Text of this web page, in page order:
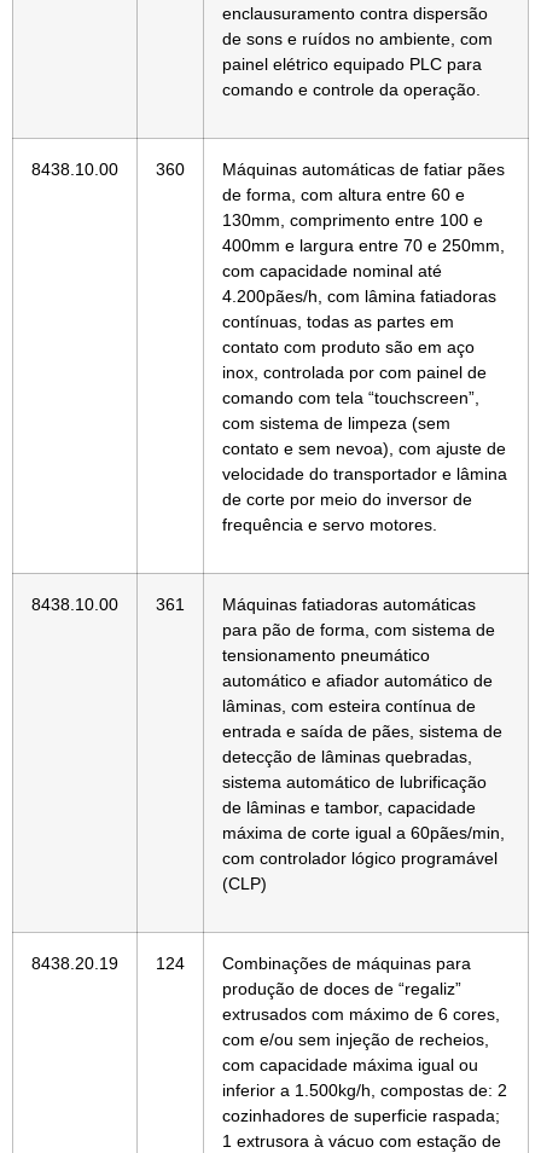
enclausuramento contra dispersão
de sons e ruídos no ambiente, com
painel elétrico equipado PLC para
comando e controle da operação.
8438.10.00 360
Máquinas automáticas de fatiar pães
de forma, com altura entre 60 e
130mm, comprimento entre 100 e
400mm e largura entre 70 e 250mm,
com capacidade nominal até
4.200pães/h, com lâmina fatiadoras
contínuas, todas as partes em
contato com produto são em aço
inox, controlada por com painel de
comando com tela “touchscreen”,
com sistema de limpeza (sem
contato e sem nevoa), com ajuste de
velocidade do transportador e lâmina
de corte por meio do inversor de
frequência e servo motores.
8438.10.00 361
Máquinas fatiadoras automáticas
para pão de forma, com sistema de
tensionamento pneumático
automático e afiador automático de
lâminas, com esteira contínua de
entrada e saída de pães, sistema de
detecção de lâminas quebradas,
sistema automático de lubrificação
de lâminas e tambor, capacidade
máxima de corte igual a 60pães/min,
com controlador lógico programável
(CLP)
8438.20.19 124
Combinações de máquinas para
produção de doces de “regaliz”
extrusados com máximo de 6 cores,
com e/ou sem injeção de recheios,
com capacidade máxima igual ou
inferior a 1.500kg/h, compostas de: 2
cozinhadores de superficie raspada;
1 extrusora à vácuo com estação de